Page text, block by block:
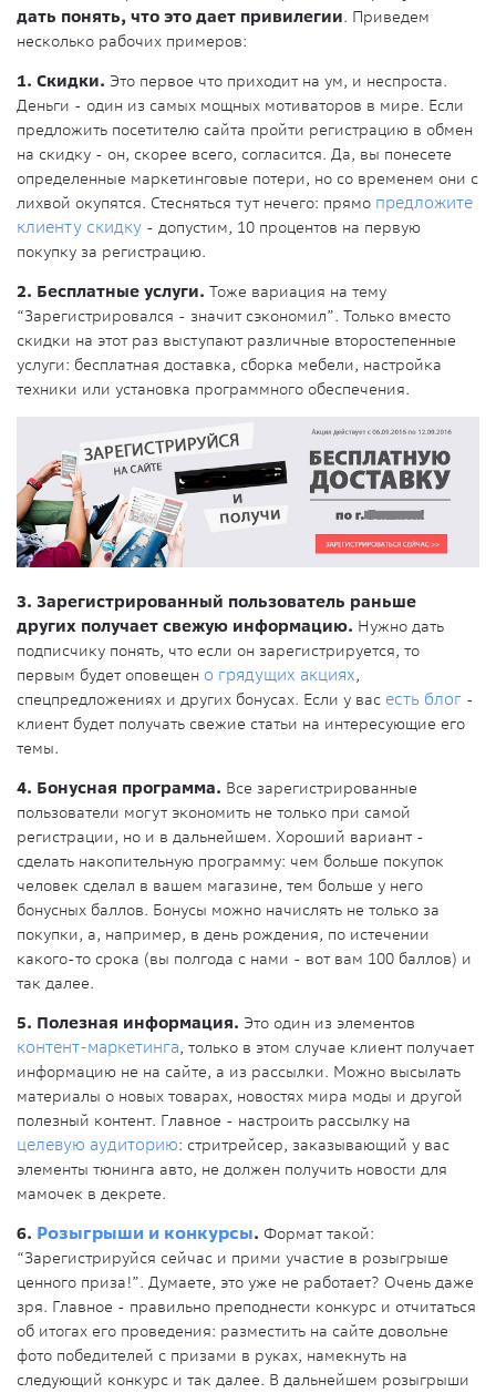
дать понять, что это дает привилегии. Приведем
несколько рабочих примеров:
1. Скидки. Это первое что приходит на ум, и неспроста.
Деньги - один из самых мощных мотиваторов в мире. Если
предложить посетителю сайта пройти регистрацию в обмен
на скидку - он, скорее всего, согласится. Да, вы понесете
определенные маркетинговые потери, но со временем они с
лихвой окупятся. Стесняться тут нечего: прямо предложите
клиенту скидку - допустим, 10 процентов на первую
покупку за регистрацию.
2. Бесплатные услуги. Тоже вариация на тему
“Зарегистрировался - значит сэкономил”. Только вместо
скидки на этот раз выступают различные второстепенные
услуги: бесплатная доставка, сборка мебели, настройка
техники или установка программного обеспечения.
3. Зарегистрированный пользователь раньше
других получает свежую информацию. Нужно дать
подписчику понять, что если он зарегистрируется, то
первым будет оповещен о грядущих акциях,
спецпредложениях и других бонусах. Если у вас есть блог -
клиент будет получать свежие статьи на интересующие его
темы.
4. Бонусная программа. Все зарегистрированные
пользователи могут экономить не только при самой
регистрации, но и в дальнейшем. Хороший вариант -
сделать накопительную программу: чем больше покупок
человек сделал в вашем магазине, тем больше у него
бонусных баллов. Бонусы можно начислять не только за
покупки, а, например, в день рождения, по истечении
какого-то срока (вы полгода с нами - вот вам 100 баллов) и
так далее.
5. Полезная информация. Это один из элементов
контент-маркетинга, только в этом случае клиент получает
информацию не на сайте, а из рассылки. Можно высылать
материалы о новых товарах, новостях мира моды и другой
полезный контент. Главное - настроить рассылку на
целевую аудиторию: стритрейсер, заказывающий у вас
элементы тюнинга авто, не должен получить новости для
мамочек в декрете.
6. Розыгрыши и конкурсы. Формат такой:
“Зарегистрируйся сейчас и прими участие в розыгрыше
ценного приза!”. Думаете, это уже не работает? Очень даже
зря. Главное - правильно преподнести конкурс и отчитаться
об итогах его проведения: разместить на сайте довольне
фото победителей с призами в руках, намекнуть на
следующий конкурс и так далее. В дальнейшем розыгрыши